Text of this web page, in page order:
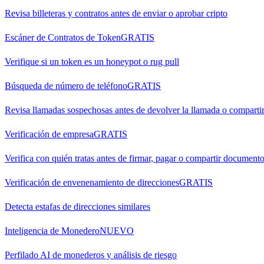
Revisa billeteras y contratos antes de enviar o aprobar cripto
Escáner de Contratos de TokenGRATIS
Verifique si un token es un honeypot o rug pull
Búsqueda de número de teléfonoGRATIS
Revisa llamadas sospechosas antes de devolver la llamada o
Verificación de empresaGRATIS
Verifica con quién tratas antes de firmar, pagar o compartir
Verificación de envenenamiento de direccionesGRATIS
Detecta estafas de direcciones similares
Inteligencia de MonederoNUEVO
Perfilado AI de monederos y análisis de riesgo